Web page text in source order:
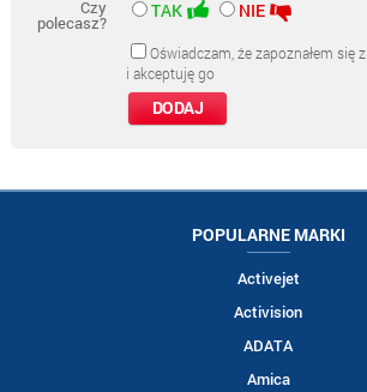
Czy
polecasz?
TAK NIE
Oświadczam, że zapoznałem się z
i akceptuję go
POPULARNE MARKI
Activejet
Activision
ADATA
Amica